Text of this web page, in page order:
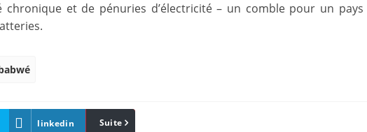
chronique et de pénuries d’électricité – un comble pour un pays
linkedin Pinterest
Suite